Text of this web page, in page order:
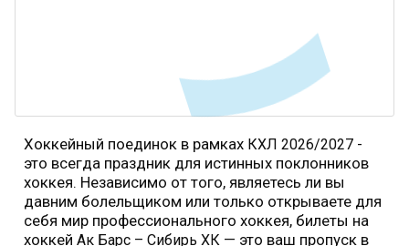
Хоккейный поединок в рамках КХЛ 2026/2027 -
это всегда праздник для истинных поклонников
хоккея. Независимо от того, являетесь ли вы
давним болельщиком или только открываете для
себя мир профессионального хоккея, билеты на
хоккейАк Барс – Сибирь ХК — это ваш пропуск в